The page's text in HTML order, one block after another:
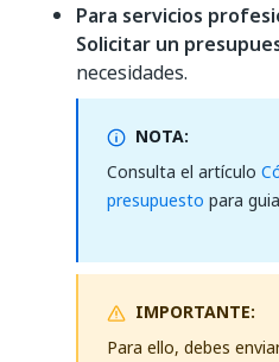
Para servicios
Solicitar un
necesidades.
NOTA:
Consulta el artículo
presupuesto para
IMPORTANTE:
Para ello, debes